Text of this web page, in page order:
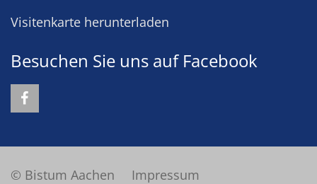
Visitenkarte herunterladen
Besuchen Sie uns auf Facebook
© Bistum Aachen
Impressum